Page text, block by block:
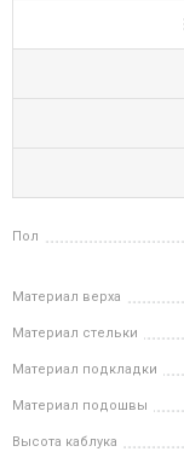
Пол
Материал верха
Материал стельки
Материал подкладки
Материал подошвы
Высота каблука